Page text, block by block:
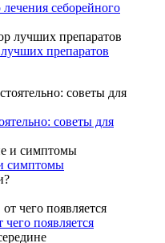
себорейного
препаратов
советы для
симптомы
появляется